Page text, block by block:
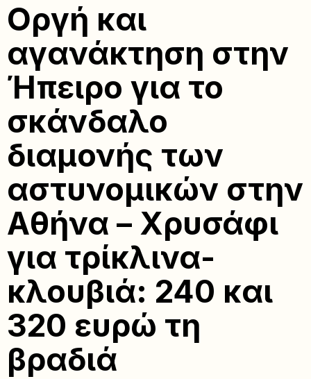
Οργή και
αγανάκτηση στην
Ήπειρο για το
σκάνδαλο
διαμονής των
αστυνομικών στην
Αθήνα – Χρυσάφι
για τρίκλινα-
κλουβιά: 240 και
320 ευρώ τη
βραδιά